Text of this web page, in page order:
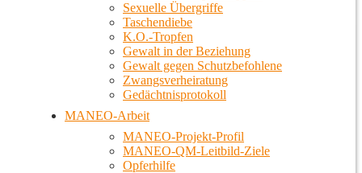
Sexuelle Übergriffe
Taschendiebe
K.O.-Tropfen
Gewalt in der Beziehung
Gewalt gegen Schutzbefohlene
Zwangsverheiratung
Gedächtnisprotokoll
MANEO-Arbeit
MANEO-Projekt-Profil
MANEO-QM-Leitbild-Ziele
Opferhilfe